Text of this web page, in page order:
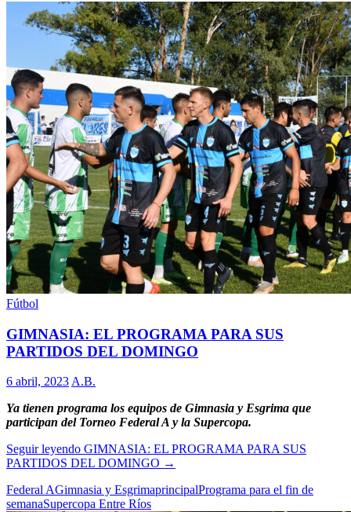
Fútbol
GIMNASIA: EL PROGRAMA PARA SUS
PARTIDOS DEL DOMINGO
6 abril, 2023 A.B.
Ya tienen programa los equipos de Gimnasia y Esgrima que
participan del Torneo Federal A y la Supercopa.
Seguir leyendo GIMNASIA: EL PROGRAMA PARA SUS
PARTIDOS DEL DOMINGO →
Federal AGimnasia y EsgrimaprincipalPrograma para el fin de
semanaSupercopa Entre Ríos